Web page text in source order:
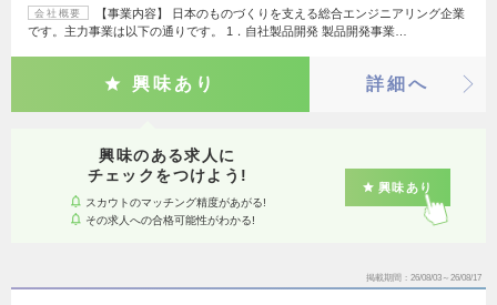
会社概要
【事業内容】 日本のものづくりを支える総合エンジニアリング企業
です。主力事業は以下の通りです。 1．自社製品開発 製品開発事業…
興味あり 詳細へ
興味のある求人に
チェックをつけよう!
スカウトのマッチング精度があがる!
その求人への合格可能性がわかる!
興味あり
掲載期間 26/08/03～26/08/17